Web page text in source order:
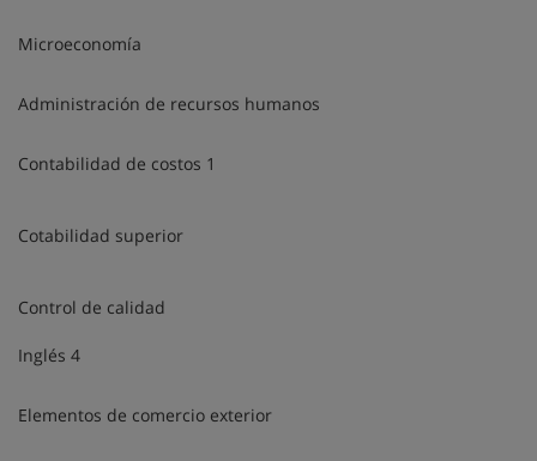
Microeconomía
Administración de recursos humanos
Contabilidad de costos 1
Cotabilidad superior
Control de calidad
Inglés 4
Elementos de comercio exterior